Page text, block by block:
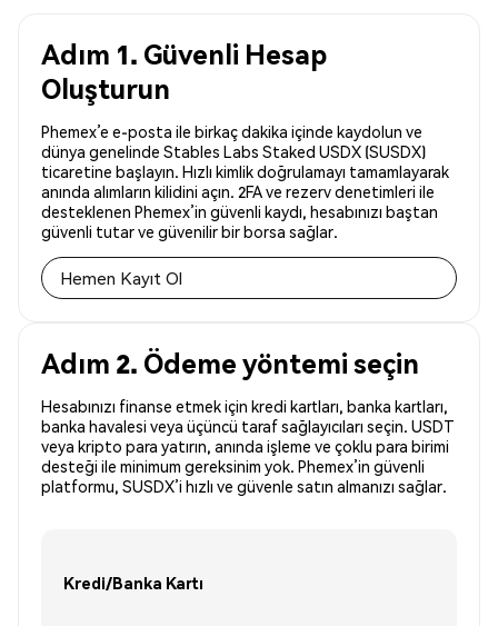
Adım 1. Güvenli Hesap
Oluşturun
Phemex’e e-posta ile birkaç dakika içinde kaydolun ve
dünya genelinde Stables Labs Staked USDX (SUSDX)
ticaretine başlayın. Hızlı kimlik doğrulamayı tamamlayarak
anında alımların kilidini açın. 2FA ve rezerv denetimleri ile
desteklenen Phemex’in güvenli kaydı, hesabınızı baştan
güvenli tutar ve güvenilir bir borsa sağlar.
Hemen Kayıt Ol
Adım 2. Ödeme yöntemi seçin
Hesabınızı finanse etmek için kredi kartları, banka kartları,
banka havalesi veya üçüncü taraf sağlayıcıları seçin. USDT
veya kripto para yatırın, anında işleme ve çoklu para birimi
desteği ile minimum gereksinim yok. Phemex’in güvenli
platformu, SUSDX’i hızlı ve güvenle satın almanızı sağlar.
Kredi/Banka Kartı